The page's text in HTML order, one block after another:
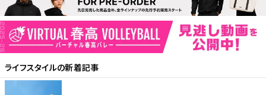
ライフスタイルの新着記事